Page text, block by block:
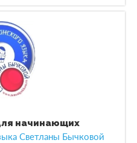
начинающих
Светланы Бычковой